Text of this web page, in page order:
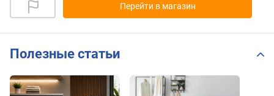
Перейти в магазин
Полезные статьи